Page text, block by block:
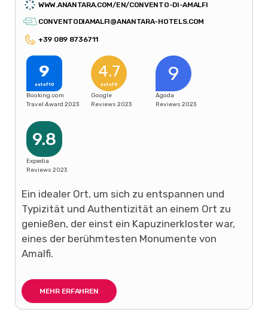
WWW.ANANTARA.COM/EN/CONVENTO-DI-AMALFI
CONVENTODIAMALFI@ANANTARA-HOTELS.COM
+39 089 8736711
9
out of 10
Booking.com
Travel Award 2023
4.7
out of 5
Google
Reviews 2023
9
Agoda
Reviews 2023
9.8
Expedia
Reviews 2023
Ein idealer Ort, um sich zu entspannen und
Typizität und Authentizität an einem Ort zu
genießen, der einst ein Kapuzinerkloster war,
eines der berühmtesten Monumente von
Amalfi.
MEHR ERFAHREN